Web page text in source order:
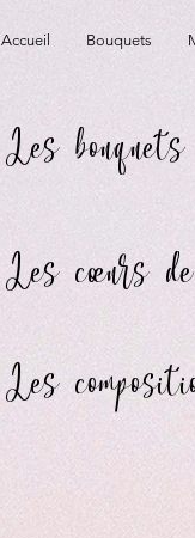
Accueil Bouquets
Les bouquets
Les cœurs
Les